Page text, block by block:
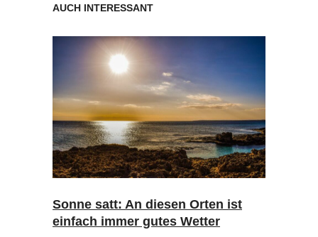
AUCH INTERESSANT
Sonne satt: An diesen Orten ist
einfach immer gutes Wetter